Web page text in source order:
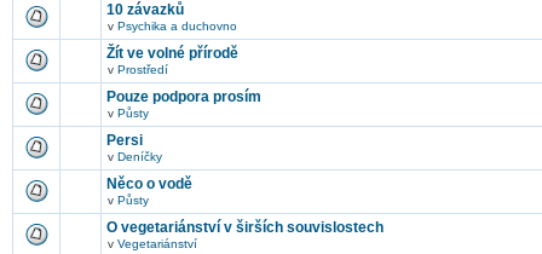
10 závazků
v Psychika a duchovno
Žít ve volné přírodě
v Prostředí
Pouze podpora prosím
v Půsty
Persi
v Deníčky
Něco o vodě
v Půsty
O vegetariánství v širších souvislostech
v Vegetariánství